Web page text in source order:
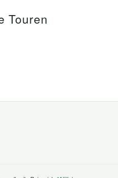
Touren